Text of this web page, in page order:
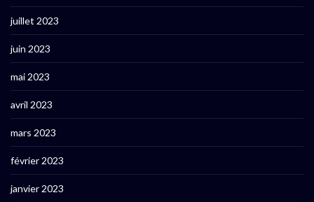
juillet 2023
juin 2023
mai 2023
avril 2023
mars 2023
février 2023
janvier 2023